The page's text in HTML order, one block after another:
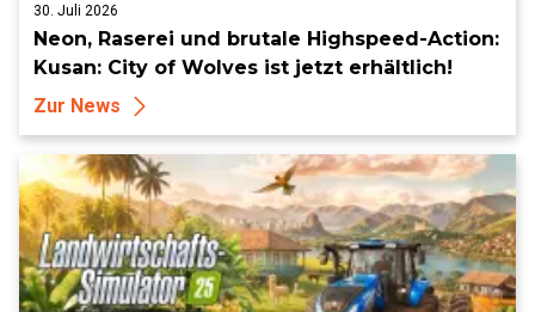
30. Juli 2026
Neon, Raserei und brutale Highspeed-Action:
Kusan: City of Wolves ist jetzt erhältlich!
Zur News